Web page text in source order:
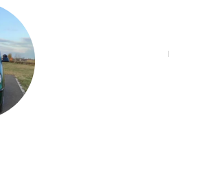
06 30 519 6865